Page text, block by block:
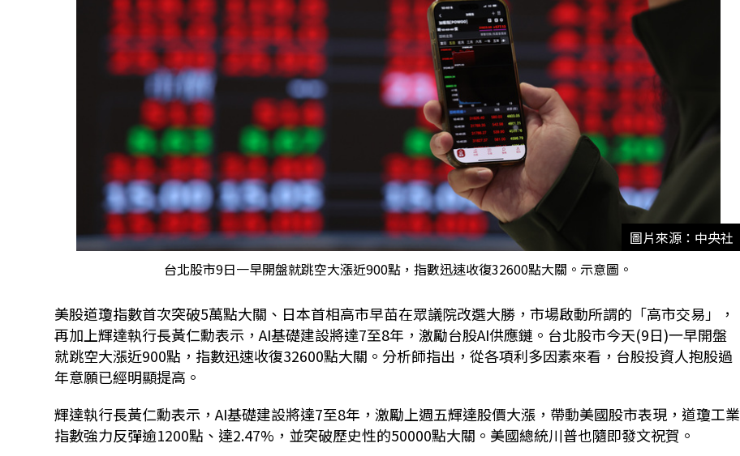
圖片來源：中央社
台北股市9日一早開盤就跳空大漲近900點，指數迅速收復32600點大關。示意圖。
美股道瓊指數首次突破5萬點大關、日本首相高市早苗在眾議院改選大勝，市場啟動所謂的「高市交易」，
再加上輝達執行長黃仁勳表示，AI基礎建設將達7至8年，激勵台股AI供應鏈。台北股市今天(9日)一早開盤
就跳空大漲近900點，指數迅速收復32600點大關。分析師指出，從各項利多因素來看，台股投資人抱股過
年意願已經明顯提高。
輝達執行長黃仁勳表示，AI基礎建設將達7至8年，激勵上週五輝達股價大漲，帶動美國股市表現，道瓊工業
指數強力反彈逾1200點、達2.47% ，並突破歷史性的50000點大關。美國總統川普也隨即發文祝賀。